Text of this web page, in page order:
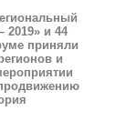
2019» и 44
приняли
и